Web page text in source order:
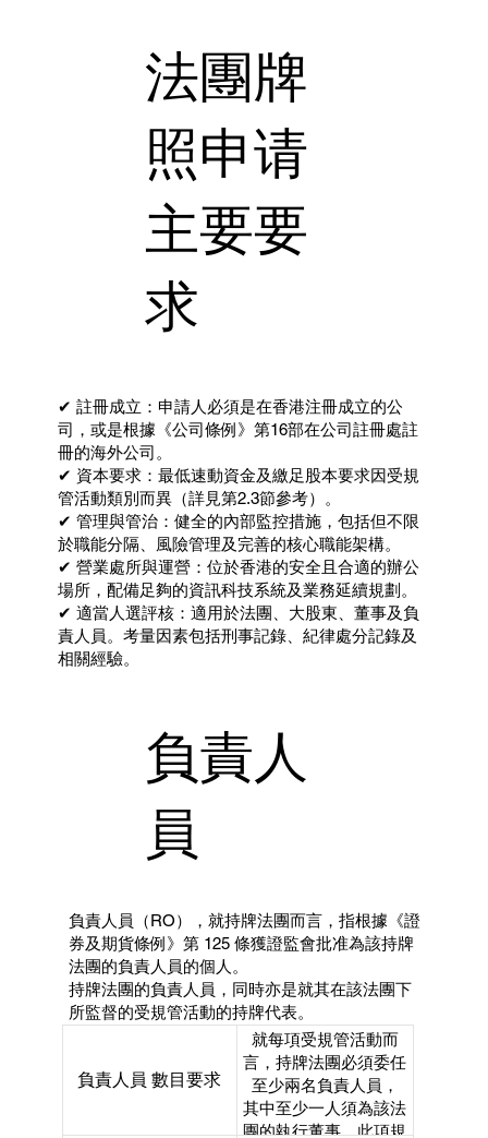
法團牌
照申请
主要要
求
✔ 註冊成立：申請人必須是在香港注冊成立的公
司，或是根據《公司條例》第16部在公司註冊處註
冊的海外公司。
✔ 資本要求：最低速動資金及繳足股本要求因受規
管活動類別而異（詳見第2.3節參考）。
✔ 管理與管治：健全的內部監控措施，包括但不限
於職能分隔、風險管理及完善的核心職能架構。
✔ 營業處所與運營：位於香港的安全且合適的辦公
場所，配備足夠的資訊科技系統及業務延續規劃。
✔ 適當人選評核：適用於法團、大股東、董事及負
責人員。考量因素包括刑事記錄、紀律處分記錄及
相關經驗。
負責人
員
負責人員（RO），就持牌法團而言，指根據《證
券及期貨條例》第 125 條獲證監會批准為該持牌
法團的負責人員的個人。
持牌法團的負責人員，同時亦是就其在該法團下
所監督的受規管活動的持牌代表。
負責人員 數目要求
就每項受規管活動而
言，持牌法團必須委任
至少兩名負責人員，
其中至少一人須為該法
團的執行董事。此項規